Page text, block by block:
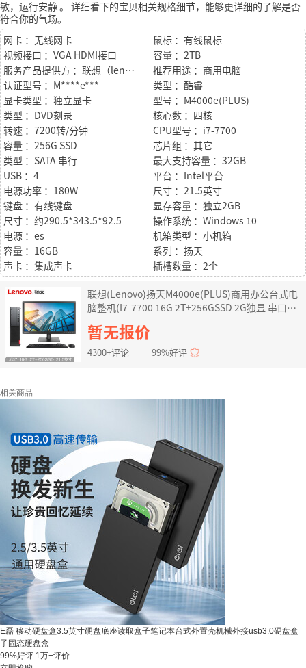
敏，运行安静。 详细看下的宝贝相关规格细节，能够更详细的了解是否
符合你的气场。
网卡 ：无线网卡
鼠标 ：有线鼠标
视频接口 ：VGA HDMI接口
容量 ：2TB
服务产品提供方 ：联想（lenovo）
推荐用途 ：商用电脑
认证型号 ：M****e***
类型 ：酷睿
显卡类型 ：独立显卡
型号 ：M4000e(PLUS)
类型 ：DVD刻录
核心数 ：四核
转速 ：7200转/分钟
CPU型号 ：i7-7700
容量 ：256G SSD
芯片组 ：其它
类型 ：SATA 串行
最大支持容量 ：32GB
USB ：4
平台 ：Intel平台
电源功率 ：180W
尺寸 ：21.5英寸
键盘 ：有线键盘
显存容量 ：独立2GB
尺寸 ：约290.5*343.5*92.5
操作系统 ：Windows 10
电源 ：es
机箱类型 ：小机箱
容量 ：16GB
系列 ：扬天
声卡 ：集成声卡
插槽数量 ：2个
联想(Lenovo)扬天M4000e(PLUS)商用办公台式电
脑整机(I7-7700 16G 2T+256GSSD 2G独显 串口四
年上门)21.5英寸
暂无报价
4300+评论 99%好评
相关商品
E磊 移动硬盘盒3.5英寸硬盘底座读取盒子笔记本台式外置壳机械外接usb3.0硬盘盒
子固态硬盘盒
99%好评 1万+评价